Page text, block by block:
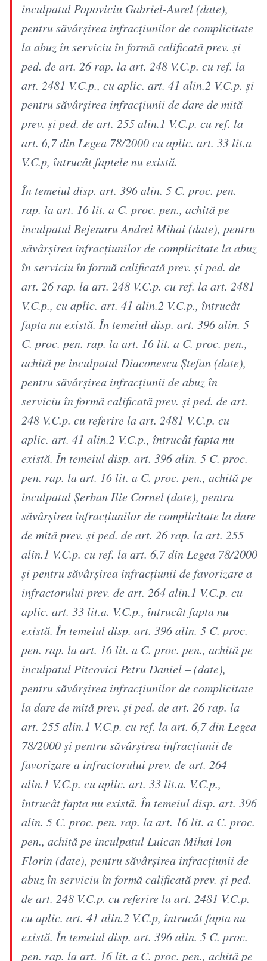
inculpatul Popoviciu Gabriel-Aurel (date),
pentru săvârşirea infracţiunilor de complicitate
la abuz în serviciu în formă calificată prev. şi
ped. de art. 26 rap. la art. 248 V.C.p. cu ref. la
art. 2481 V.C.p., cu aplic. art. 41 alin.2 V.C.p. şi
pentru săvârşirea infracţiunii de dare de mită
prev. şi ped. de art. 255 alin.1 V.C.p. cu ref. la
art. 6,7 din Legea 78/2000 cu aplic. art. 33 lit.a
V.C.p, întrucât faptele nu există.
În temeiul disp. art. 396 alin. 5 C. proc. pen.
rap. la art. 16 lit. a C. proc. pen., achită pe
inculpatul Bejenaru Andrei Mihai (date), pentru
săvârşirea infracţiunilor de complicitate la abuz
în serviciu în formă calificată prev. şi ped. de
art. 26 rap. la art. 248 V.C.p. cu ref. la art. 2481
V.C.p., cu aplic. art. 41 alin.2 V.C.p., întrucât
fapta nu există. În temeiul disp. art. 396 alin. 5
C. proc. pen. rap. la art. 16 lit. a C. proc. pen.,
achită pe inculpatul Diaconescu Ştefan (date),
pentru săvârşirea infracţiunii de abuz în
serviciu în formă calificată prev. şi ped. de art.
248 V.C.p. cu referire la art. 2481 V.C.p. cu
aplic. art. 41 alin.2 V.C.p., întrucât fapta nu
există. În temeiul disp. art. 396 alin. 5 C. proc.
pen. rap. la art. 16 lit. a C. proc. pen., achită pe
inculpatul Şerban Ilie Cornel (date), pentru
săvârşirea infracţiunilor de complicitate la dare
de mită prev. şi ped. de art. 26 rap. la art. 255
alin.1 V.C.p. cu ref. la art. 6,7 din Legea 78/2000
şi pentru săvârşirea infracţiunii de favorizare a
infractorului prev. de art. 264 alin.1 V.C.p. cu
aplic. art. 33 lit.a. V.C.p., întrucât fapta nu
există. În temeiul disp. art. 396 alin. 5 C. proc.
pen. rap. la art. 16 lit. a C. proc. pen., achită pe
inculpatul Pitcovici Petru Daniel – (date),
pentru săvârşirea infracţiunilor de complicitate
la dare de mită prev. şi ped. de art. 26 rap. la
art. 255 alin.1 V.C.p. cu ref. la art. 6,7 din Legea
78/2000 şi pentru săvârşirea infracţiunii de
favorizare a infractorului prev. de art. 264
alin.1 V.C.p. cu aplic. art. 33 lit.a. V.C.p.,
întrucât fapta nu există. În temeiul disp. art. 396
alin. 5 C. proc. pen. rap. la art. 16 lit. a C. proc.
pen., achită pe inculpatul Luican Mihai Ion
Florin (date), pentru săvârşirea infracţiunii de
abuz în serviciu în formă calificată prev. şi ped.
de art. 248 V.C.p. cu referire la art. 2481 V.C.p.
cu aplic. art. 41 alin.2 V.C.p, întrucât fapta nu
există. În temeiul disp. art. 396 alin. 5 C. proc.
pen. rap. la art. 16 lit. a C. proc. pen., achită pe